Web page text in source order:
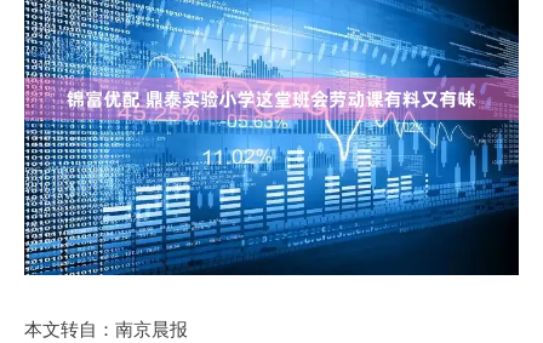
本文转自：南京晨报